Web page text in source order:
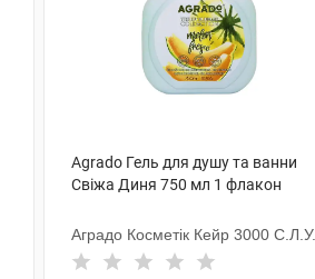
Agrado Гель для душу та ванни
Свіжа Диня 750 мл 1 флакон
Аградо Косметік Кейр 3000 С.Л.У.